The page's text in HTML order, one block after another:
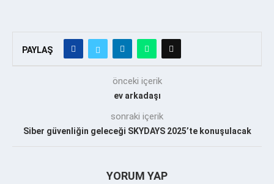
PAYLAŞ
önceki içerik
ev arkadaşı
sonraki içerik
Siber güvenliğin geleceği SKYDAYS 2025’te konuşulacak
YORUM YAP